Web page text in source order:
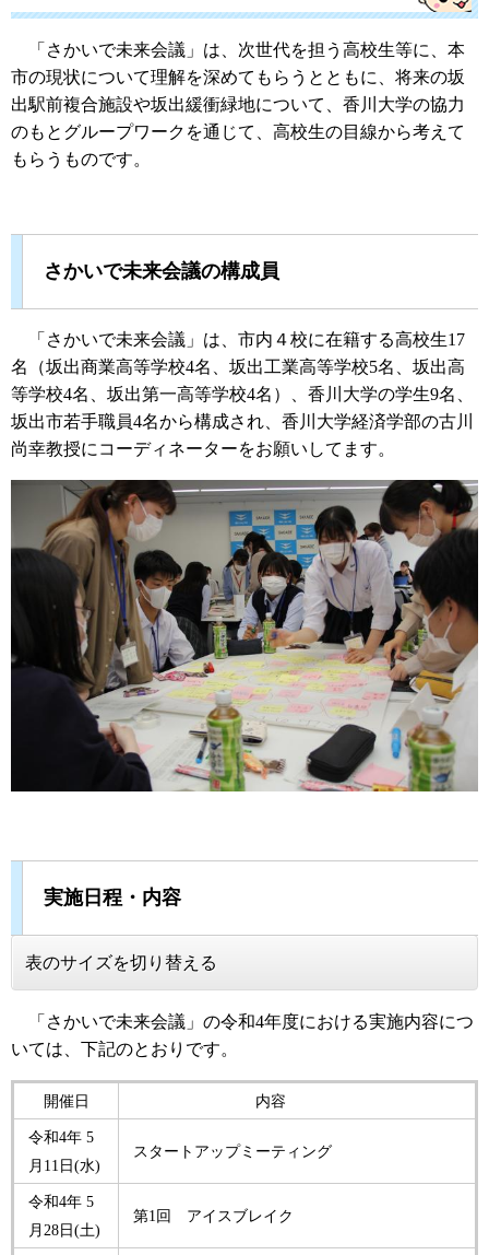
「さかいで未来会議」は、次世代を担う高校生等に、本
市の現状について理解を深めてもらうとともに、将来の坂
出駅前複合施設や坂出緩衝緑地について、香川大学の協力
のもとグループワークを通じて、高校生の目線から考えて
もらうものです。
さかいで未来会議の構成員
「さかいで未来会議」は、市内４校に在籍する高校生17
名（坂出商業高等学校4名、坂出工業高等学校5名、坂出高
等学校4名、坂出第一高等学校4名）、香川大学の学生9名、
坂出市若手職員4名から構成され、香川大学経済学部の古川
尚幸教授にコーディネーターをお願いしてます。
実施日程・内容
表のサイズを切り替える
「さかいで未来会議」の令和4年度における実施内容につ
いては、下記のとおりです。
開催日 内容
令和4年 5
月11日(水)
スタートアップミーティング
令和4年 5
月28日(土)
第1回 アイスブレイク